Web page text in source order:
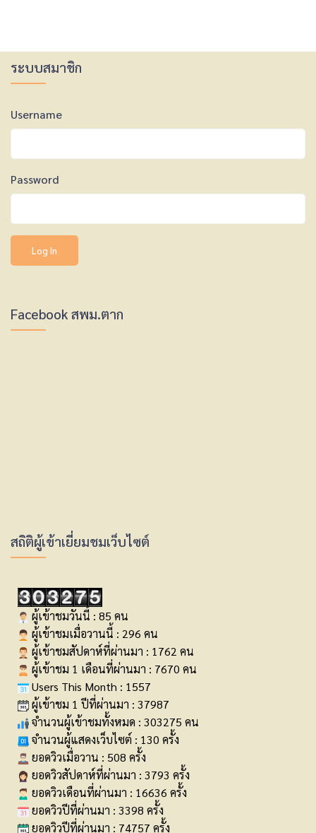
ระบบสมาชิก
Username
Password
Facebook สพม.ตาก
สถิติผู้เข้าเยี่ยมชมเว็บไซต์
ผู้เข้าชมวันนี้ : 85 คน
ผู้เข้าชมเมื่อวานนี้ : 296 คน
ผู้เข้าชมสัปดาห์ที่ผ่านมา : 1762 คน
ผู้เข้าชม 1 เดือนที่ผ่านมา : 7670 คน
Users This Month : 1557
ผู้เข้าชม 1 ปีที่ผ่านมา : 37987
จำนวนผู้เข้าชมทั้งหมด : 303275 คน
จำนวนผู้แสดงเว็บไซต์ : 130 ครั้ง
ยอดวิวเมื่อวาน : 508 ครั้ง
ยอดวิวสัปดาห์ที่ผ่านมา : 3793 ครั้ง
ยอดวิวเดือนที่ผ่านมา : 16636 ครั้ง
ยอดวิวปีที่ผ่านมา : 3398 ครั้ง
ยอดวิวปีที่ผ่านมา : 74757 ครั้ง